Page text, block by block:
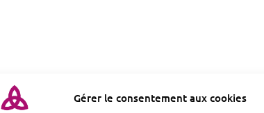
Gérer le consentement aux cookies